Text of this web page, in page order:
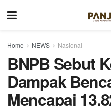
Home NEWS Nasional
BNPB Sebut
Dampak
Mencapai